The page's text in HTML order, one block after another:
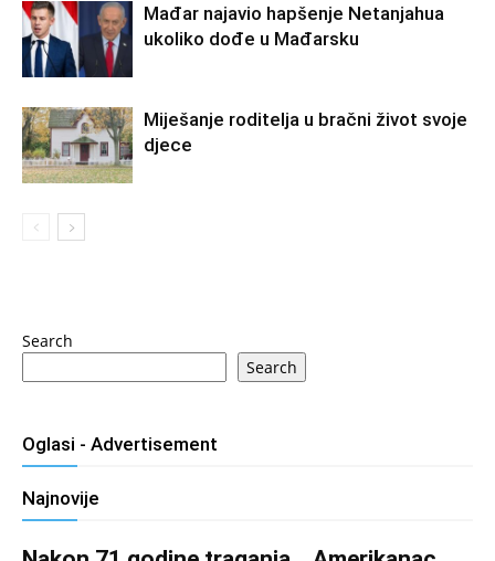
Mađar najavio hapšenje Netanjahua
ukoliko dođe u Mađarsku
Miješanje roditelja u bračni život svoje
djece
Search
Search
Oglasi - Advertisement
Najnovije